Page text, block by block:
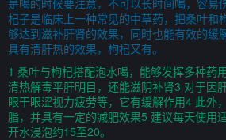
是喝的时候要注意，不可以长时间喝，容易
杞子是临床上一种常见的中草药，把桑叶和
够达到滋补肝肾的效果，同时也能有效的缓
具有清肝热的效果，枸杞又有。
1 桑叶与枸杞搭配泡水喝，能够发挥多种药
清热解毒平肝明目，还能滋阴补肾3 对于因
眼干眼涩视力疲劳等，它有缓解作用4 此外
脂，并具有一定的减肥效果5 建议每天使用
开水浸泡约15至20。